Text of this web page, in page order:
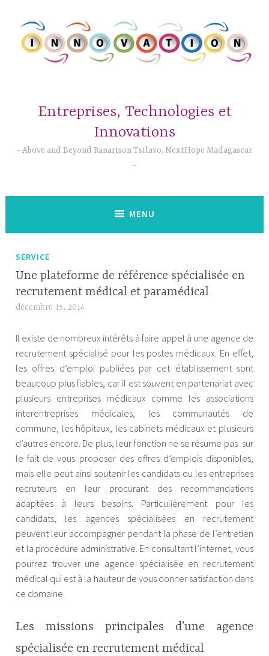
contenu
principal
Entreprises, Technologies et
Innovations
Above and Beyond Ranarison Tsilavo, NextHope Madagascar
MENU
SERVICE
Une plateforme de référence spécialisée en
recrutement médical et paramédical
décembre 15, 2014
e
x
a
n
d
r
e
Il existe de nombreux intérêts à faire appel à une agence de
recrutement spécialisé pour les postes médicaux. En effet,
les offres d’emploi publiées par cet établissement sont
beaucoup plus fiables, car il est souvent en partenariat avec
plusieurs entreprises médicaux comme les associations
interentreprises médicales, les communautés de
commune, les hôpitaux, les cabinets médicaux et plusieurs
d’autres encore. De plus, leur fonction ne se résume pas sur
le fait de vous proposer des offres d’emplois disponibles,
mais elle peut ainsi soutenir les candidats ou les entreprises
recruteurs en leur procurant des recommandations
adaptées à leurs besoins. Particulièrement pour les
candidats, les agences spécialisées en recrutement
peuvent leur accompagner pendant la phase de l’entretien
et la procédure administrative. En consultant l’internet, vous
pourrez trouver une agence spécialisée en recrutement
médical qui est à la hauteur de vous donner satisfaction dans
ce domaine.
Les missions principales d’une agence
spécialisée en recrutement médical